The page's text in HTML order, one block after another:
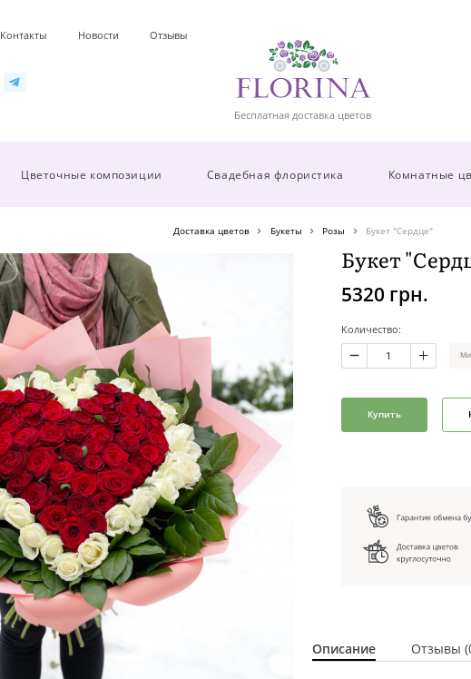
Контакты Новости Отзывы
Бесплатная доставка цветов
Цветочные композиции Свадебная флористика Комнатные
Доставка цветов Букеты Розы Букет "Сердце"
Букет
5320 грн.
Количество:
Купить
Описание Отзывы